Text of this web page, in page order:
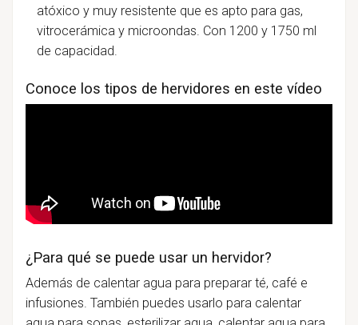
atóxico y muy resistente que es apto para gas,
vitrocerámica y microondas. Con 1200 y 1750 ml
de capacidad.
Conoce los tipos de hervidores en este vídeo
¿Para qué se puede usar un hervidor?
Además de calentar agua para preparar té, café e
infusiones. También puedes usarlo para calentar